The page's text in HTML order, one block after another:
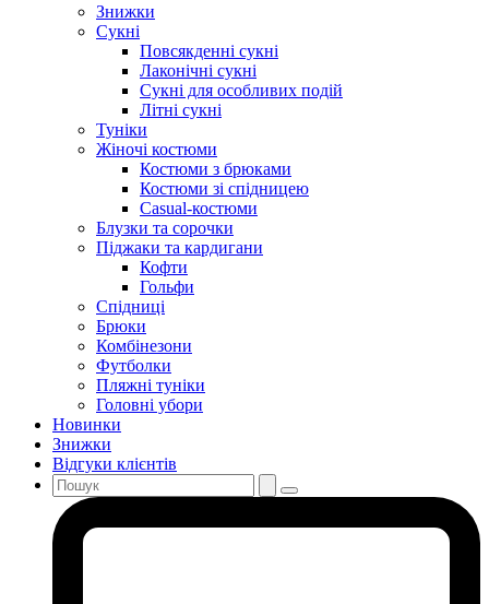
Знижки
Сукні
Повсякденні сукні
Лаконічні сукні
Сукні для особливих подій
Літні сукні
Туніки
Жіночі костюми
Костюми з брюками
Костюми зі спідницею
Casual-костюми
Блузки та сорочки
Піджаки та кардигани
Кофти
Гольфи
Спідниці
Брюки
Комбінезони
Футболки
Пляжні туніки
Головні убори
Новинки
Знижки
Відгуки клієнтів